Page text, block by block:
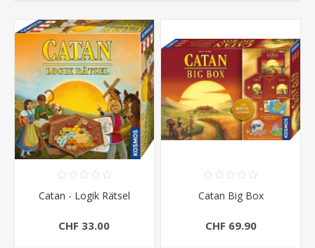
Catan - Logik Rätsel
CHF 33.00
Catan Big Box
CHF 69.90